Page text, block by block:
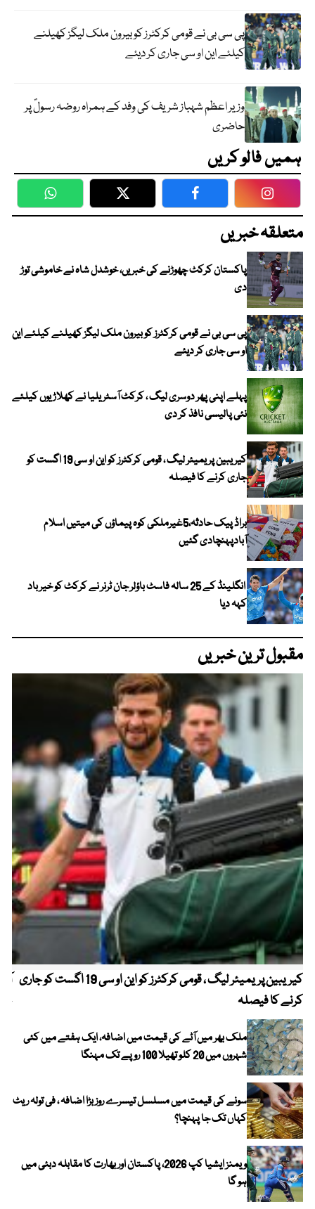
پی سی بی نے قومی کرکٹرز کو بیرون ملک لیگز کھیلنے
کیلئے این او سی جاری کر دیئے
وزیر اعظم شہباز شریف کی وفد کے ہمراہ روضہ رسولؐ پر
حاضری
ہمیں فالو کریں
WhatsApp Twitter Facebook
متعلقہ خبریں
پاکستان کرکٹ چھوڑنے کی خبریں، خوشدل شاہ نے خاموشی توڑ
دی
پی سی بی نے قومی کرکٹرز کو بیرون ملک لیگز کھیلنے کیلئے این
او سی جاری کر دیئے
پہلے اپنی پھر دوسری لیگ ، کرکٹ آسٹریلیا نے کھلاڑیوں کیلئے
نئی پالیسی نافذ کر دی
کیریبین پریمیئر لیگ ، قومی کرکٹرز کو این او سی 19 اگست کو
جاری کرنے کا فیصلہ
براڈ پیک حادثہ،5غیرملکی کوہ پیماؤں کی میتیں اسلام
آبادپہنچادی گئیں
انگلینڈ کے 25 سالہ فاسٹ باؤلر جان ٹرنر نے کرکٹ کو خیر باد
کہہ دیا
مقبول ترین خبریں
کیریبین پریمیئر لیگ ، قومی کرکٹرز کو این او سی 19 اگست کو جاری
کرنے کا فیصلہ
ملک بھر میں آٹے کی قیمت میں اضافہ، ایک ہفتے میں کئی
شہروں میں 20 کلو تھیلا 100 روپے تک مہنگا
سونے کی قیمت میں مسلسل تیسرے روز بڑا اضافہ ، فی تولہ ریٹ
کہاں تک جا پہنچا؟
ویمنز ایشیا کپ 2026، پاکستان اور بھارت کا مقابلہ دبئی میں
ہو گا